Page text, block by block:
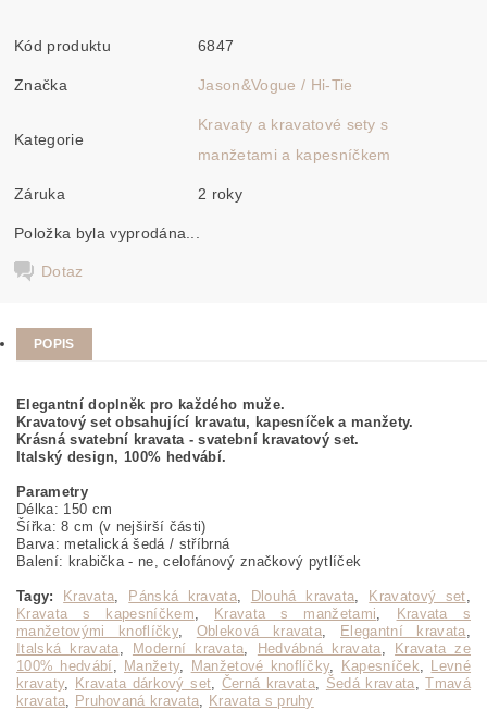
Kód produktu 6847
Značka Jason&Vogue / Hi-Tie
Kategorie
Kravaty a kravatové sety s
manžetami a kapesníčkem
Záruka 2 roky
Položka byla vyprodána...
Dotaz
POPIS
Elegantní doplněk pro každého muže.
Kravatový set obsahující kravatu, kapesníček a manžety.
Krásná svatební kravata - svatební kravatový set.
Italský design, 100% hedvábí.
Parametry
Délka: 150 cm
Šířka: 8 cm (v nejširší části)
Barva: metalická šedá / stříbrná
Balení: krabička - ne, celofánový značkový pytlíček
Tagy: Kravata, Pánská kravata, Dlouhá kravata, Kravatový set,
Kravata s kapesníčkem, Kravata s manžetami,
Kravata s
manžetovými knoflíčky, Obleková kravata, Elegantní kravata,
Italská kravata, Moderní kravata, Hedvábná kravata,
Kravata ze
100% hedvábí, Manžety, Manžetové knoflíčky, Kapesníček, Levné
kravaty, Kravata dárkový set, Černá kravata, Šedá kravata,Tmavá
kravata, Pruhovaná kravata, Kravata s pruhy